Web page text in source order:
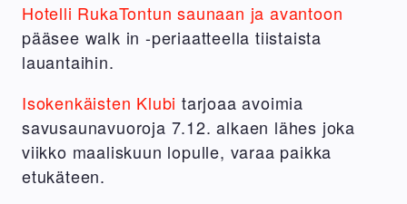
Hotelli RukaTontun saunaan ja avantoon
pääsee walk in -periaatteella tiistaista
lauantaihin.
Isokenkäisten Klubi tarjoaa avoimia
savusaunavuoroja 7.12. alkaen lähes joka
viikko maaliskuun lopulle, varaa paikka
etukäteen.